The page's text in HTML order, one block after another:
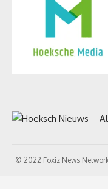
© 2022 Foxiz News